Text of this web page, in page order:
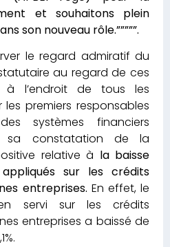
et souhaitons plein
son nouveau rôle.”””””.
le regard admiratif du
au regard de ces
à l’endroit de tous les
premiers responsables
systèmes financiers
sa constatation de la
relative à la baisse
sur les crédits
entreprises. En effet, le
servi sur les crédits
entreprises a baissé de